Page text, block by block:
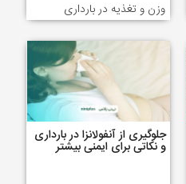
وزن و تغذیه در بارداری
جلوگیری از آنفولانزا در بارداری
و نکاتی برای ایمنی بیشتر